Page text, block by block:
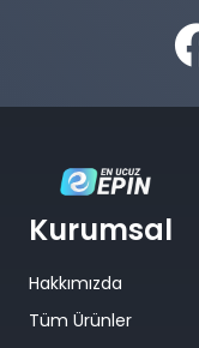
Kurumsal
Hakkımızda
Tüm Ürünler